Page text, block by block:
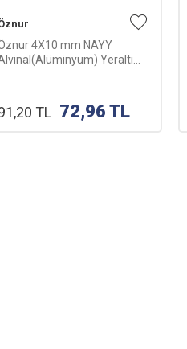
4X10 mm NAYY
Yeraltı
TL 72,96 TL